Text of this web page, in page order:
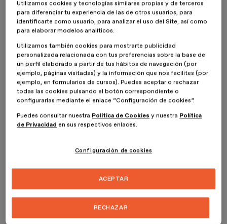
profesional. Durante el evento exclusivo
contaremos con múltiples sorpresas, y
dedicaremos un espacio a losPremios
TFM 2025 y 2026, una gala que
reconocerá los proyectos más
destacados de ambas convocatorias y
pondrá en valor el talento de nuestros
ESDESIGNERS. Un momento perfecto
para que hagáis networking y conectéis
Todo esto y mucho más os espera en la
tercera Graduación de ESDESIGN.
Utilizamos cookies y tecnologías similares propias y de terceros
para diferenciar tu experiencia de las de otros usuarios, para
identificarte como usuario, para analizar el uso del Site, así como
para elaborar modelos analíticos.
Utilizamos también cookies para mostrarte publicidad
personalizada relacionada con tus preferencias sobre la base de
un perfil elaborado a partir de tus hábitos de navegación (por
ejemplo, páginas visitadas) y la información que nos facilites (por
ejemplo, en formularios de cursos). Puedes aceptar o rechazar
todas las cookies pulsando el botón correspondiente o
configurarlas mediante el enlace “Configuración de cookies”.
Puedes consultar nuestra Política de Cookies y nuestra Política
de Privacidad en sus respectivos enlaces.
Configuración de cookies
RECHAZAR
ACEPTAR